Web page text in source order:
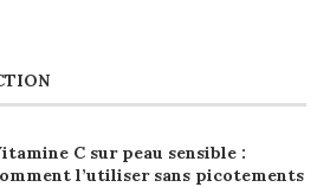
C sur peau sensible :
l’utiliser sans picotements